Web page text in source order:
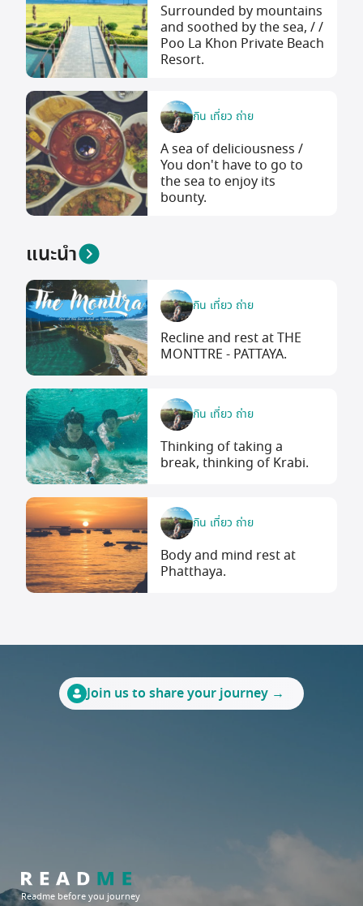
Surrounded by mountains
and soothed by the sea, / /
Poo La Khon Private Beach
Resort.
กิน เที่ยว ถ่าย
A sea of deliciousness /
You don't have to go to
the sea to enjoy its
bounty.
แนะนำ
กิน เที่ยว ถ่าย
Recline and rest at THE
MONTTRE - PATTAYA.
กิน เที่ยว ถ่าย
Thinking of taking a
break, thinking of Krabi.
กิน เที่ยว ถ่าย
Body and mind rest at
Phatthaya.
Join us to share your journey →
Readme before you journey